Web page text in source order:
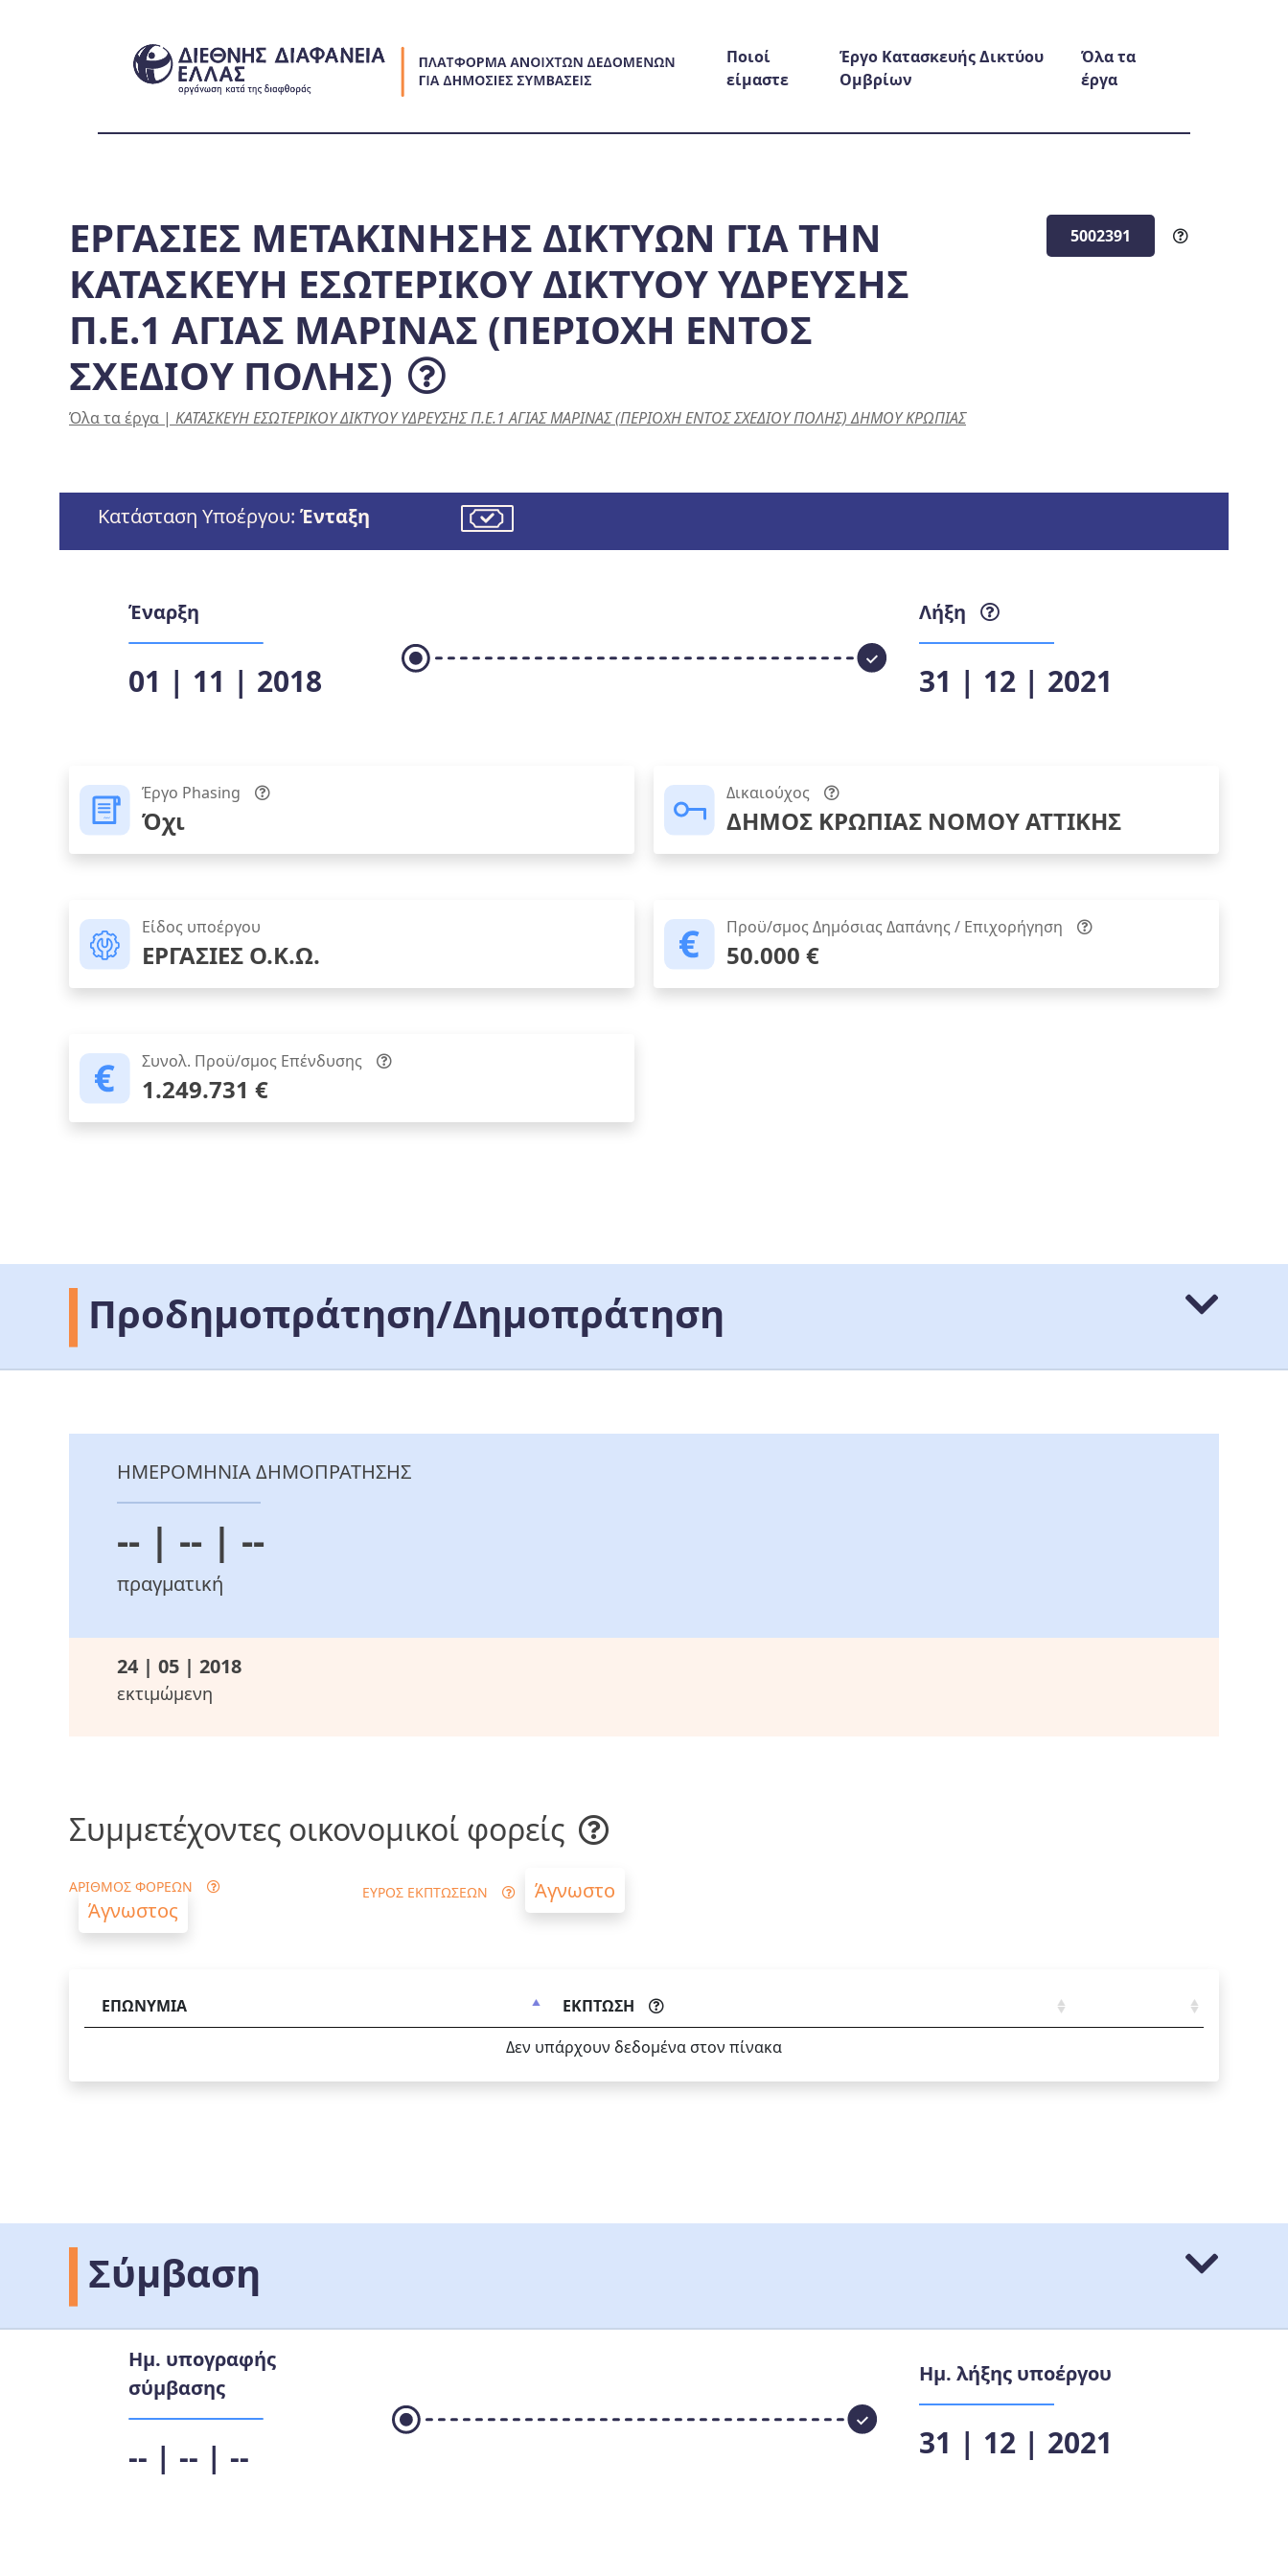
Ποιοί
είμαστε
Έργο Κατασκευής Δικτύου
Ομβρίων
Όλα τα
έργα
ΕΡΓΑΣΙΕΣ ΜΕΤΑΚΙΝΗΣΗΣ ΔΙΚΤΥΩΝ ΓΙΑ ΤΗΝ
ΚΑΤΑΣΚΕΥΗ ΕΣΩΤΕΡΙΚΟΥ ΔΙΚΤΥΟΥ ΥΔΡΕΥΣΗΣ
Π.Ε.1 ΑΓΙΑΣ ΜΑΡΙΝΑΣ (ΠΕΡΙΟΧΗ ΕΝΤΟΣ
ΣΧΕΔΙΟΥ ΠΟΛΗΣ)
5002391
Όλα τα έργα | ΚΑΤΑΣΚΕΥΗ ΕΣΩΤΕΡΙΚΟΥ ΔΙΚΤΥΟΥ ΥΔΡΕΥΣΗΣ Π.Ε.1 ΑΓΙΑΣ ΜΑΡΙΝΑΣ (ΠΕΡΙΟΧΗ ΕΝΤΟΣ ΣΧΕΔΙΟΥ ΠΟΛΗΣ) ΔΗΜΟΥ ΚΡΩΠΙΑΣ
Κατάσταση Υποέργου: Ένταξη
Έναρξη
01 | 11 | 2018
Λήξη
31 | 12 | 2021
Έργο Phasing
Όχι
Δικαιούχος
ΔΗΜΟΣ ΚΡΩΠΙΑΣ ΝΟΜΟΥ ΑΤΤΙΚΗΣ
Είδος υποέργου
ΕΡΓΑΣΙΕΣ Ο.Κ.Ω.
Προϋ/σμος Δημόσιας Δαπάνης / Επιχορήγηση
50.000 €
Συνολ. Προϋ/σμος Επένδυσης
1.249.731 €
Προδημοπράτηση/Δημοπράτηση
ΗΜΕΡΟΜΗΝΙΑ ΔΗΜΟΠΡΑΤΗΣΗΣ
-- | -- | --
πραγματική
24 | 05 | 2018
εκτιμώμενη
Συμμετέχοντες οικονομικοί φορείς
ΑΡΙΘΜΟΣ ΦΟΡΕΩΝ
Άγνωστος
ΕΥΡΟΣ ΕΚΠΤΩΣΕΩΝ Άγνωστο
ΕΠΩΝΥΜΙΑ
ΕΚΠΤΩΣΗ
Δεν υπάρχουν δεδομένα στον πίνακα
Σύμβαση
Ημ. υπογραφής
σύμβασης
-- | -- | --
Ημ. λήξης υποέργου
31 | 12 | 2021